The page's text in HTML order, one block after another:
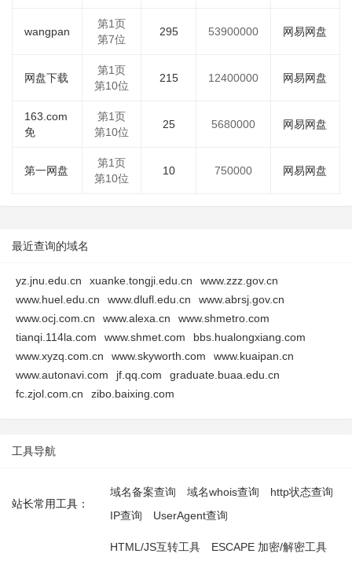
wangpan
第1页
第7位
295 53900000 网易网盘
网盘下载
第1页
第10位
215 12400000 网易网盘
163.com
免
第1页
第10位
25 5680000 网易网盘
第一网盘
第1页
第10位
10 750000 网易网盘
最近查询的域名
yz.jnu.edu.cn xuanke.tongji.edu.cn
www.zzz.gov.cn
www.huel.edu.cn
www.dlufl.edu.cn
www.abrsj.gov.cn
www.ocj.com.cn
www.alexa.cn
www.shmetro.com
tianqi.114la.com
www.shmet.com
bbs.hualongxiang.com
www.xyzq.com.cn
www.skyworth.com
www.kuaipan.cn
www.autonavi.com
jf.qq.com
graduate.buaa.edu.cn
fc.zjol.com.cn
zibo.baixing.com
工具导航
站长常用工具：
域名备案查询 域名whois查询
http状态查询
IP查询
UserAgent查询
HTML/JS互转工具 ESCAPE 加密/解密工具